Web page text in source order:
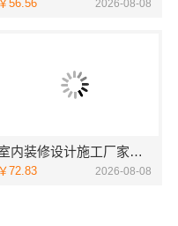
￥56.56 2026-08-08
室内装修设计施工厂家江西圣匠新型环保材料有限公司
￥72.83 2026-08-08